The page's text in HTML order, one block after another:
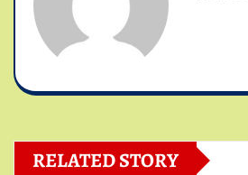
RELATED STORY